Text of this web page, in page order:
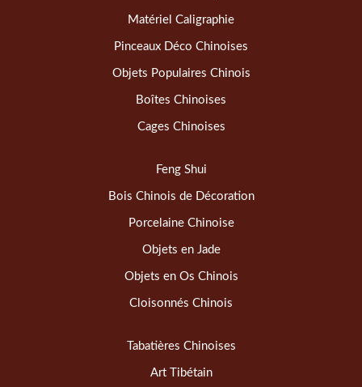
Matériel Caligraphie
Pinceaux Déco Chinoises
Objets Populaires Chinois
Boîtes Chinoises
Cages Chinoises
Feng Shui
Bois Chinois de Décoration
Porcelaine Chinoise
Objets en Jade
Objets en Os Chinois
Cloisonnés Chinois
Tabatières Chinoises
Art Tibétain